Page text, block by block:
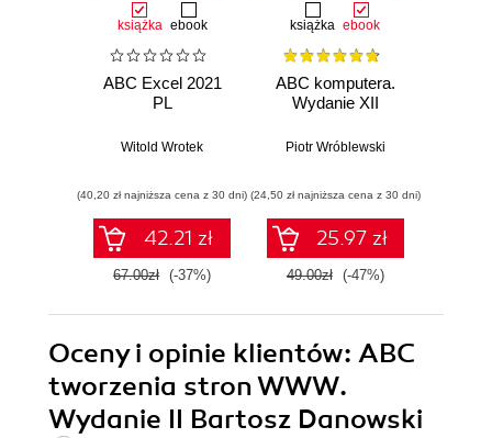
książka ebook
ABC Excel 2021
PL
Witold Wrotek
(40,20 zł najniższa cena z 30 dni)
42.21 zł
67.00zł (-37%)
książka ebook
ABC komputera.
Wydanie XII
Piotr Wróblewski
(24,50 zł najniższa cena z 30 dni)
25.97 zł
49.00zł (-47%)
Oceny i opinie klientów: ABC
tworzenia stron WWW.
Wydanie II Bartosz Danowski